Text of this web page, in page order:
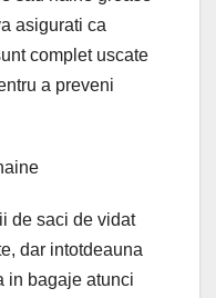
asigurati ca
complet uscate
a preveni
de saci de vidat
dar intotdeauna
in bagaje atunci